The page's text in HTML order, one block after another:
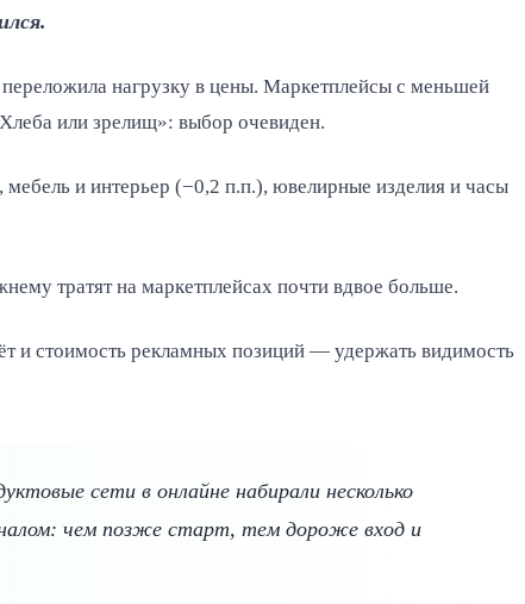
нагрузку в цены. Маркетплейсы с меньшей
или зрелищ»: выбор очевиден.
и интерьер (−0,2 п.п.), ювелирные изделия и часы
тратят на маркетплейсах почти вдвое больше.
и стоимость рекламных позиций — удержать видимость
сети в онлайне набирали несколько
чем позже старт, тем дороже вход и